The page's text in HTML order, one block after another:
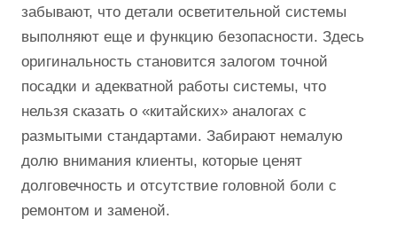
забывают, что детали осветительной системы
выполняют еще и функцию безопасности. Здесь
оригинальность становится залогом точной
посадки и адекватной работы системы, что
нельзя сказать о «китайских» аналогах с
размытыми стандартами. Забирают немалую
долю внимания клиенты, которые ценят
долговечность и отсутствие головной боли с
ремонтом и заменой.